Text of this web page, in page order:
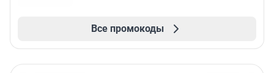
Все промокоды